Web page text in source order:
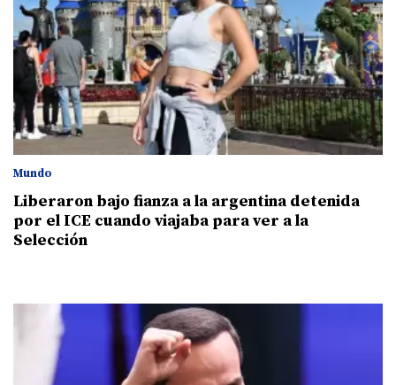
Mundo
Liberaron bajo fianza a la argentina detenida
por el ICE cuando viajaba para ver a la
Selección